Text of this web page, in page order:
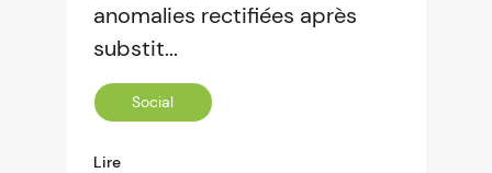
anomalies rectifiées après
substit...
Social
Lire